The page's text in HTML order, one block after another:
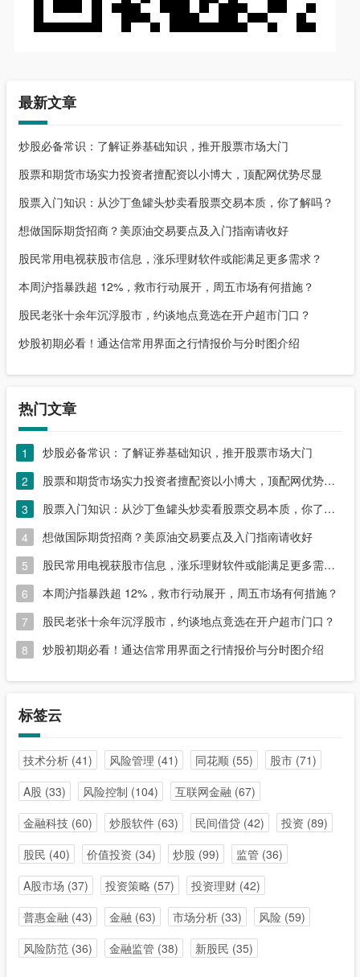
最新文章
炒股必备常识：了解证券基础知识，推开股票市场大门
股票和期货市场实力投资者擅配资以小博大，顶配网优势尽显
股票入门知识：从沙丁鱼罐头炒卖看股票交易本质，你了解吗？
想做国际期货招商？美原油交易要点及入门指南请收好
股民常用电视获股市信息，涨乐理财软件或能满足更多需求？
本周沪指暴跌超 12%，救市行动展开，周五市场有何措施？
股民老张十余年沉浮股市，约谈地点竟选在开户超市门口？
炒股初期必看！通达信常用界面之行情报价与分时图介绍
热门文章
1
炒股必备常识：了解证券基础知识，推开股票市场大门
2
股票和期货市场实力投资者擅配资以小博大，顶配网优势尽显
3
股票入门知识：从沙丁鱼罐头炒卖看股票交易本质，你了解吗？
4
想做国际期货招商？美原油交易要点及入门指南请收好
5
股民常用电视获股市信息，涨乐理财软件或能满足更多需求？
6
本周沪指暴跌超 12%，救市行动展开，周五市场有何措施？
7
股民老张十余年沉浮股市，约谈地点竟选在开户超市门口？
8
炒股初期必看！通达信常用界面之行情报价与分时图介绍
标签云
技术分析(41) 风险管理 (41) 同花顺(55) 股市(71)
A股 (33) 风险控制 (104) 互联网金融 (67)
金融科技(60) 炒股软件(63) 民间借贷(42) 投资 (89)
股民 (40) 价值投资 (34) 炒股 (99) 监管 (36)
A股市场 (37) 投资策略 (57) 投资理财(42)
普惠金融 (43) 金融 (63) 市场分析(33) 风险(59)
风险防范(36) 金融监管 (38) 新股民 (35)